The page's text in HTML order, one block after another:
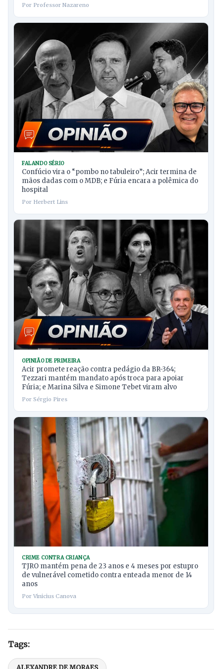
Por Professor Nazareno
FALANDO SÉRIO
Confúcio vira o “pombo no tabuleiro”; Acir termina de
mãos dadas com o MDB; e Fúria encara a polêmica do
hospital
Por Herbert Lins
OPINIÃO DE PRIMEIRA
Acir promete reação contra pedágio da BR-364;
Tezzari mantém mandato após troca para apoiar
Fúria; e Marina Silva e Simone Tebet viram alvo
Por Sérgio Pires
CRIME CONTRA CRIANÇA
TJRO mantém pena de 23 anos e 4 meses por estupro
de vulnerável cometido contra enteada menor de 14
anos
Por Vinicius Canova
Tags: